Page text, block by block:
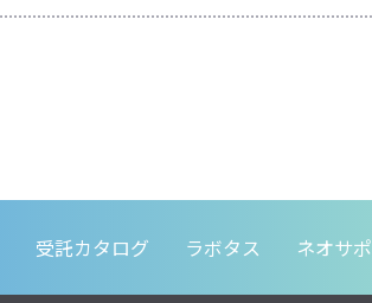
受託カタログ ラボタス ネオサポ